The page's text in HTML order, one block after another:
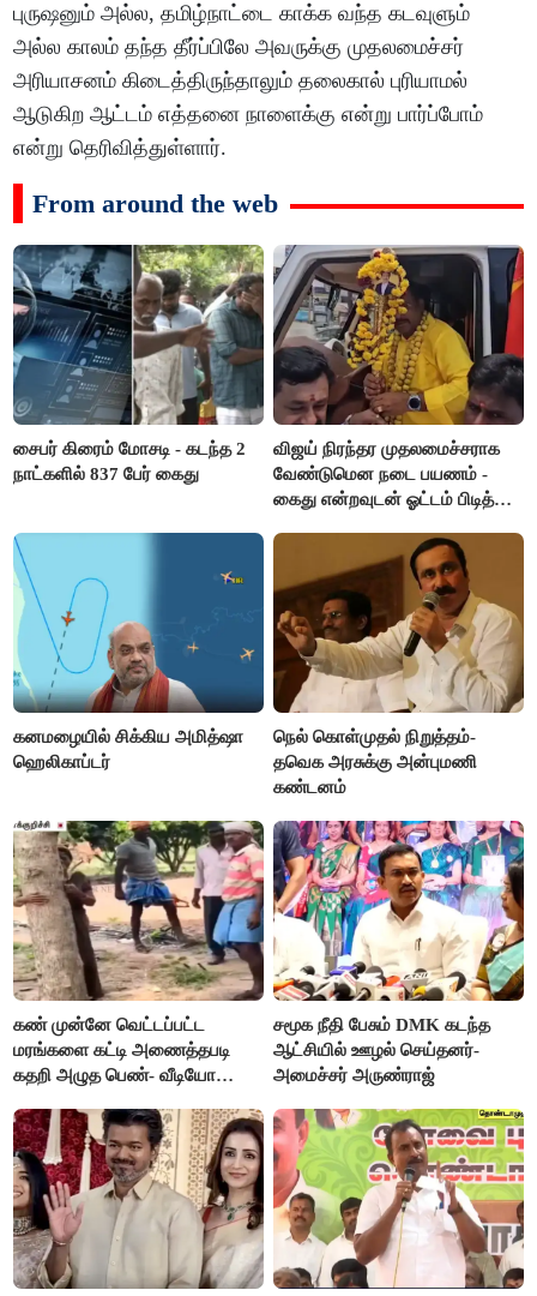
புருஷனும் அல்ல, தமிழ்நாட்டை காக்க வந்த கடவுளும்
அல்ல காலம் தந்த தீர்ப்பிலே அவருக்கு முதலமைச்சர்
அரியாசனம் கிடைத்திருந்தாலும் தலைகால் புரியாமல்
ஆடுகிற ஆட்டம் எத்தனை நாளைக்கு என்று பார்ப்போம்
என்று தெரிவித்துள்ளார்.
From around the web
சைபர் கிரைம் மோசடி - கடந்த 2
நாட்களில் 837 பேர் கைது
விஜய் நிரந்தர முதலமைச்சராக
வேண்டுமென நடை பயணம் -
கைது என்றவுடன் ஓட்டம் பிடித்த
கனமழையில் சிக்கிய அமித்ஷா
ஹெலிகாப்டர்
நெல் கொள்முதல் நிறுத்தம்-
தவெக அரசுக்கு அன்புமணி
கண்டனம்
கண் முன்னே வெட்டப்பட்ட
மரங்களை கட்டி அணைத்தபடி
கதறி அழுத பெண்- வீடியோ
சமூக நீதி பேசும் DMK கடந்த
ஆட்சியில் ஊழல் செய்தனர்-
அமைச்சர் அருண்ராஜ்